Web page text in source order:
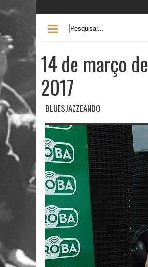
14 de março de
2017
BLUESJAZZEANDO